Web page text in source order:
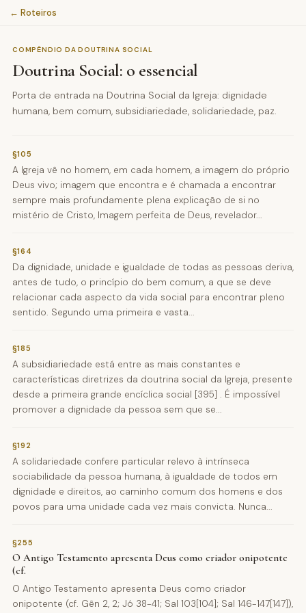
← Roteiros
COMPÊNDIO DA DOUTRINA SOCIAL
Doutrina Social: o essencial
Porta de entrada na Doutrina Social da Igreja: dignidade
humana, bem comum, subsidiariedade, solidariedade, paz.
§105
A Igreja vê no homem, em cada homem, a imagem do próprio
Deus vivo; imagem que encontra e é chamada a encontrar
sempre mais profundamente plena explicação de si no
mistério de Cristo, Imagem perfeita de Deus, revelador...
§164
Da dignidade, unidade e igualdade de todas as pessoas deriva,
antes de tudo, o princípio do bem comum, a que se deve
relacionar cada aspecto da vida social para encontrar pleno
sentido. Segundo uma primeira e vasta...
§185
A subsidiariedade está entre as mais constantes e
características diretrizes da doutrina social da Igreja, presente
desde a primeira grande encíclica social [395] . É impossível
promover a dignidade da pessoa sem que se...
§192
A solidariedade confere particular relevo à intrínseca
sociabilidade da pessoa humana, à igualdade de todos em
dignidade e direitos, ao caminho comum dos homens e dos
povos para uma unidade cada vez mais convicta. Nunca...
§255
O Antigo Testamento apresenta Deus como criador onipotente
(cf.
O Antigo Testamento apresenta Deus como criador
onipotente (cf. Gên 2, 2; Jó 38-41; Sal 103[104]; Sal 146-147[147]),